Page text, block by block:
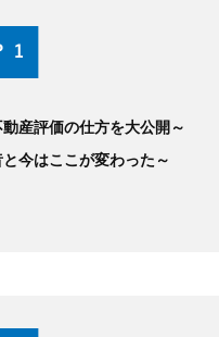
産評価の仕方を大公開～
今はここが変わった～